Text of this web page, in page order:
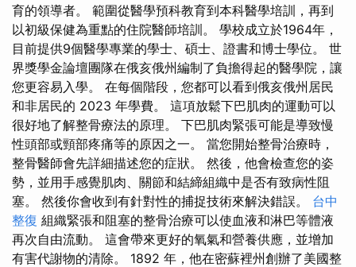
育的領導者。 範圍從醫學預科教育到本科醫學培訓，再到
以初級保健為重點的住院醫師培訓。 學校成立於1964年，
目前提供9個醫學專業的學士、碩士、證書和博士學位。 世
界獎學金論壇團隊在俄亥俄州編制了負擔得起的醫學院，讓
您更容易入學。 在每個階段，您都可以看到俄亥俄州居民
和非居民的 2023 年學費。 這項放鬆下巴肌肉的運動可以
很好地了解整骨療法的原理。 下巴肌肉緊張可能是導致慢
性頭部或頸部疼痛等的原因之一。 當您開始整骨治療時，
整骨醫師會先詳細描述您的症狀。 然後，他會檢查您的姿
勢，並用手感覺肌肉、關節和結締組織中是否有致病性阻
塞。 然後你會收到有針對性的捕捉技術來解決錯誤。 台中
整復 組織緊張和阻塞的整骨治療可以使血液和淋巴等體液
再次自由流動。 這會帶來更好的氧氣和營養供應，並增加
有害代謝物的清除。 1892 年，他在密蘇裡州創辦了美國整